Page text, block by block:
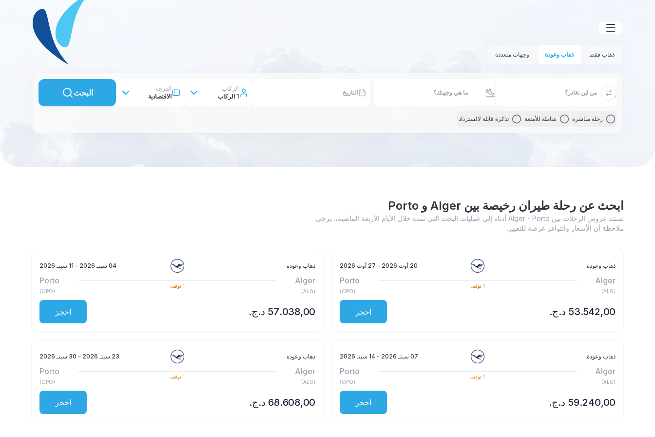
ذهاب فقط ذهاب وعودة وجهات متعددة
التاريخ
الركاب
1 الركاب
الدرجة
الاقتصادية
البحث
رحلة مباشرة شاملة للأمتعة تذكرة قابلة لالسترداد
ابحث عن رحلة طيران رخيصة بين Alger و Porto
تستند عروض الرحلات بين Alger - Porto أدناه إلى عمليات البحث التي تمت خلال الأيام الأربعة الماضية،. يرجى
ملاحظة أن الأسعار والتوافر عرضة للتغيير.
ذهاب وعودة 20 أوت 2026 - 27 أوت 2026
Alger
(
ALG
)
1 توقف
Porto
(
OPO
)
احجز
ذهاب وعودة 04 سبتـ 2026 - 11 سبتـ 2026
Alger
(
ALG
)
1 توقف
Porto
(
OPO
)
احجز
ذهاب وعودة 07 سبتـ 2026 - 14 سبتـ 2026
Alger
(
ALG
)
1 توقف
Porto
(
OPO
)
احجز
ذهاب وعودة 23 سبتـ 2026 - 30 سبتـ 2026
Alger
(
ALG
)
1 توقف
Porto
(
OPO
)
احجز